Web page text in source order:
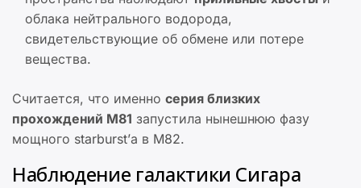
облака нейтрального водорода,
свидетельствующие об обмене или потере
вещества.
Считается, что именно серия близких
прохождений M81 запустила нынешнюю фазу
мощного starburst’а в M82.
Наблюдение галактики Сигара